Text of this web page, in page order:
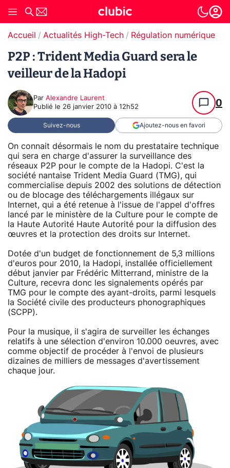
Accueil Actualités High-Tech Régulation numérique
P2P : Trident Media Guard sera le
veilleur de la Hadopi
Par Alexandre Laurent
Publié le 26 janvier 2010 à 12h52 0
Suivez-nous Ajoutez-nous en favori
On connait désormais le nom du prestataire technique
qui sera en charge d'assurer la surveillance des
réseaux P2P pour le compte de la Hadopi. C'est la
société nantaise Trident Media Guard (TMG), qui
commercialise depuis 2002 des solutions de détection
ou de blocage des téléchargements illégaux sur
Internet, qui a été retenue à l'issue de l'appel d'offres
lancé par le ministère de la Culture pour le compte de
la Haute Autorité Haute Autorité pour la diffusion des
œuvres et la protection des droits sur Internet.
Dotée d'un budget de fonctionnement de 5,3 millions
d'euros pour 2010, la Hadopi, installée officiellement
début janvier par Frédéric Mitterrand, ministre de la
Culture, recevra donc les signalements opérés par
TMG pour le compte des ayant-droits, parmi lesquels
la Société civile des producteurs phonographiques
(SCPP).
Pour la musique, il s'agira de surveiller les échanges
relatifs à une sélection d'environ 10.000 oeuvres, avec
comme objectif de procéder à l'envoi de plusieurs
dizaines de milliers de messages d'avertissement
chaque jour.